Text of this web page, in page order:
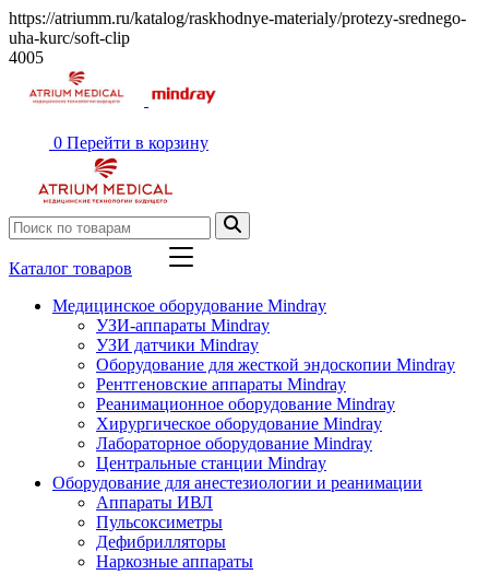
https://atriumm.ru/katalog/raskhodnye-materialy/protezy-srednego-
uha-kurc/soft-clip
4005
0 Перейти в корзину
Каталог товаров
Медицинское оборудование Mindray
УЗИ-аппараты Mindray
УЗИ датчики Mindray
Оборудование для жесткой эндоскопии Mindray
Рентгеновские аппараты Mindray
Реанимационное оборудование Mindray
Хирургическое оборудование Mindray
Лабораторное оборудование Mindray
Центральные станции Mindray
Оборудование для анестезиологии и реанимации
Аппараты ИВЛ
Пульсоксиметры
Дефибрилляторы
Наркозные аппараты